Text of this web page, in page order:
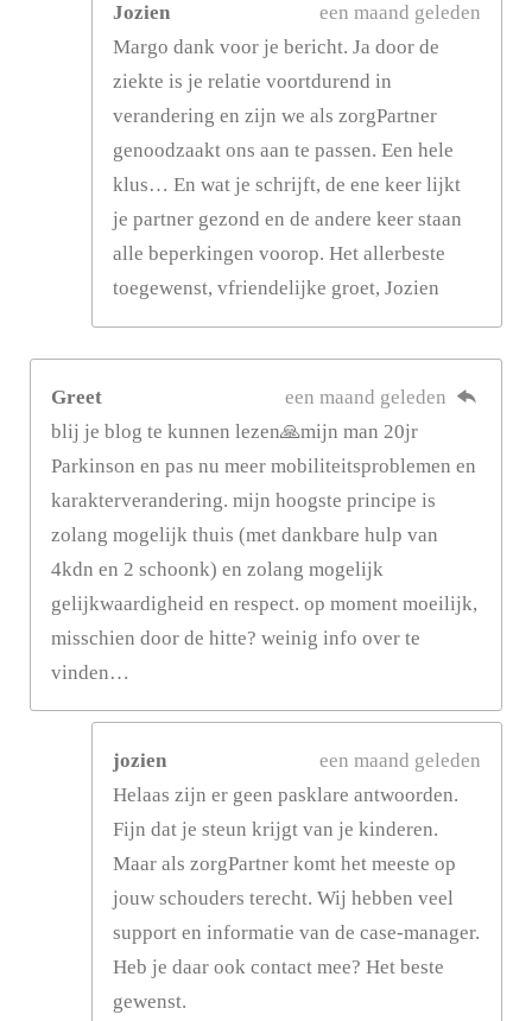
Jozien
een maand geleden
Margo dank voor je bericht. Ja door de
ziekte is je relatie voortdurend in
verandering en zijn we als zorgPartner
genoodzaakt ons aan te passen. Een hele
klus… En wat je schrijft, de ene keer lijkt
je partner gezond en de andere keer staan
alle beperkingen voorop. Het allerbeste
toegewenst, vfriendelijke groet, Jozien
Greet
een maand geleden
blij je blog te kunnen lezen🙏mijn man 20jr
Parkinson en pas nu meer mobiliteitsproblemen en
karakterverandering. mijn hoogste principe is
zolang mogelijk thuis (met dankbare hulp van
4kdn en 2 schoonk) en zolang mogelijk
gelijkwaardigheid en respect. op moment moeilijk,
misschien door de hitte? weinig info over te
vinden…
jozien
een maand geleden
Helaas zijn er geen pasklare antwoorden.
Fijn dat je steun krijgt van je kinderen.
Maar als zorgPartner komt het meeste op
jouw schouders terecht. Wij hebben veel
support en informatie van de case-manager.
Heb je daar ook contact mee? Het beste
gewenst.